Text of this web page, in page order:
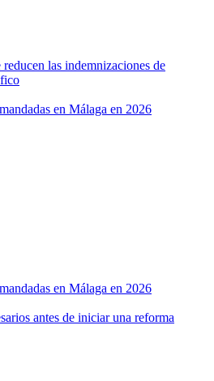
las indemnizaciones de
en Málaga en 2026
en Málaga en 2026
antes de iniciar una reforma